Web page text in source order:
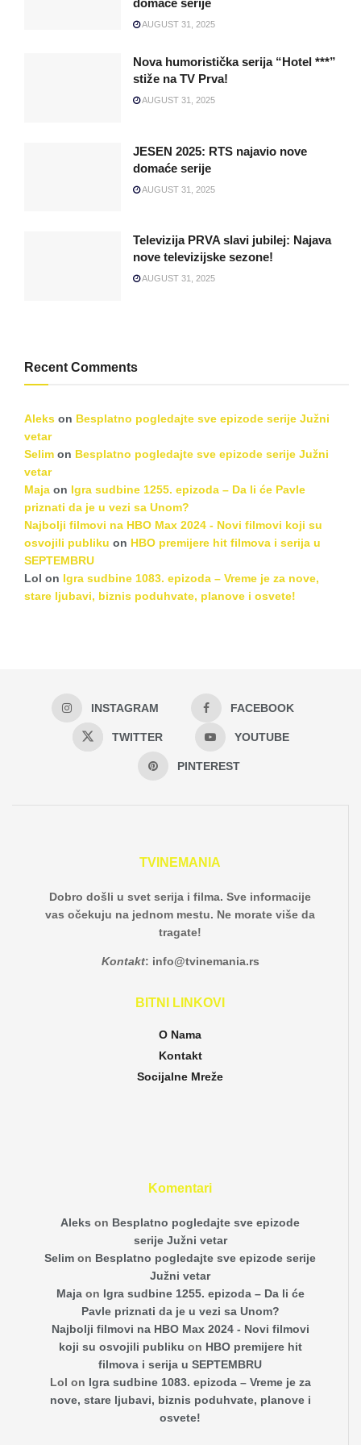
AUGUST 31, 2025
Nova humoristička serija “Hotel ***”
stiže na TV Prva!
AUGUST 31, 2025
JESEN 2025: RTS najavio nove
domaće serije
AUGUST 31, 2025
Televizija PRVA slavi jubilej: Najava
nove televizijske sezone!
AUGUST 31, 2025
Recent Comments
Aleks on Besplatno pogledajte sve epizode serije Južni
vetar
Selim on Besplatno pogledajte sve epizode serije Južni
vetar
Maja on Igra sudbine 1255. epizoda – Da li će Pavle
priznati da je u vezi sa Unom?
Najbolji filmovi na HBO Max 2024 - Novi filmovi koji su
osvojili publiku on HBO premijere hit filmova i serija u
SEPTEMBRU
Lol on Igra sudbine 1083. epizoda – Vreme je za nove,
stare ljubavi, biznis poduhvate, planove i osvete!
INSTAGRAM FACEBOOK
TWITTER YOUTUBE
PINTEREST
TVINEMANIA
Dobro došli u svet serija i filma. Sve informacije
vas očekuju na jednom mestu. Ne morate više da
tragate!
Kontakt: info@tvinemania.rs
BITNI LINKOVI
O Nama
Kontakt
Socijalne Mreže
Komentari
Aleks on Besplatno pogledajte sve epizode
serije Južni vetar
Selim on Besplatno pogledajte sve epizode serije
Južni vetar
Majaon Igra sudbine 1255. epizoda – Da li će
Pavle priznati da je u vezi sa Unom?
Najbolji filmovi na HBO Max 2024 - Novi filmovi
koji su osvojili publiku on HBO premijere hit
filmova i serija u SEPTEMBRU
Lol on Igra sudbine 1083. epizoda – Vreme je za
nove, stare ljubavi, biznis poduhvate, planove i
osvete!